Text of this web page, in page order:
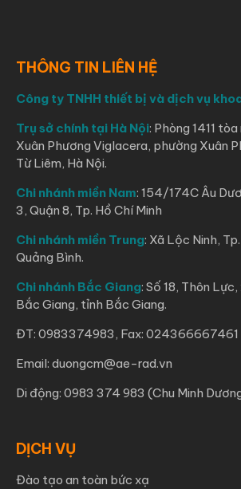
THÔNG TIN LIÊN HỆ
Công ty TNHH thiết bị và dịch vụ
Trụ sở chính tại Hà Nội: Phòng 1411
Xuân Phương Viglacera, phường Xuân
Từ Liêm, Hà Nội.
Chi nhánh miền Nam: 154/174C Âu
3, Quận 8, Tp. Hồ Chí Minh
Chi nhánh miền Trung: Xã Lộc Ninh,
Quảng Bình.
Chi nhánh Bắc Giang: Số 18, Thôn
Bắc Giang, tỉnh Bắc Giang.
ĐT: 0983374983, Fax: 024366667461
Email: duongcm@ae-rad.vn
Di động: 0983 374 983 (Chu Minh
DỊCH VỤ
Đào tạo an toàn bức xạ